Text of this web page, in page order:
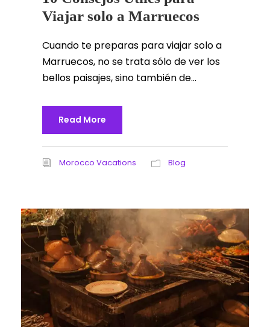
Viajar solo a Marruecos
Cuando te preparas para viajar solo a
Marruecos, no se trata sólo de ver los
bellos paisajes, sino también de...
Read More
Morocco Vacations Blog